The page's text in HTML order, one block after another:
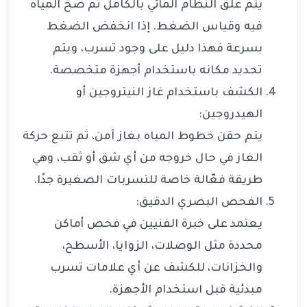
يتم غلق النظام المائي بالكامل ثم ضخ المياه
فيه وقياس الضغط. إذا انخفض الضغط
بسرعة فهذا دليل على وجود تسرب، ويتم
تحديد مكانه باستخدام أجهزة متخصصة.
الكشف باستخدام غاز النيتروجين أو
الهيدروجين:
يتم حقن خطوط المياه بغاز آمن، ثم تتبع حركة
الغاز في حال خروجه من أي شق أو ثقب، وهي
طريقة فعّالة خاصة للتسربات الصغيرة جدًا.
الفحص البصري الدقيق:
يعتمد على خبرة الفنيين في فحص أماكن
محددة مثل الوصلات، الزوايا، الأسطح،
والخزانات، للكشف عن أي علامات تسرب
مبدئية قبل استخدام الأجهزة.